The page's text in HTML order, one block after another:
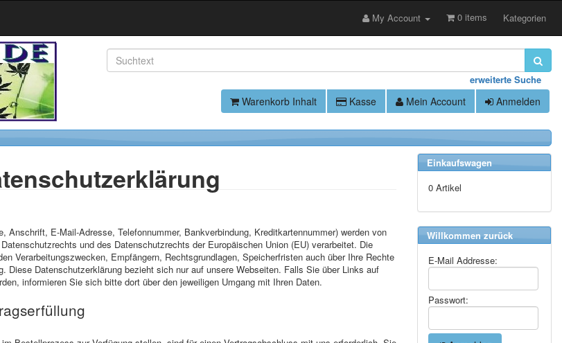
erweiterte Suche
Warenkorb Inhalt Kasse Mein Account Anmelden
Anschrift, E-Mail-Adresse, Telefonnummer, Bankverbindung, Kreditkartennummer) werden von
und des Datenschutzrechts der Europäischen Union (EU) verarbeitet. Die
Verarbeitungszwecken, Empfängern, Rechtsgrundlagen, Speicherfristen auch über Ihre Rechte
Diese Datenschutzerklärung bezieht sich nur auf unsere Webseiten. Falls Sie über Links auf
informieren Sie sich bitte dort über den jeweiligen Umgang mit Ihren Daten.
Einkaufswagen
0 Artikel
Willkommen zurück
E-Mail Addresse:
Passwort:
My Account 0 items Kategorien